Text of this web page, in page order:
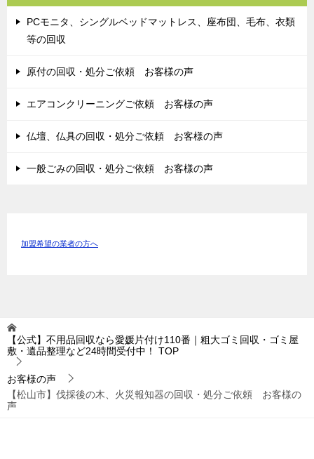
PCモニタ、シングルベッドマットレス、座布団、毛布、衣類
等の回収
原付の回収・処分ご依頼 お客様の声
エアコンクリーニングご依頼 お客様の声
仏壇、仏具の回収・処分ご依頼 お客様の声
一般ごみの回収・処分ご依頼 お客様の声
加盟希望の業者の方へ
【公式】不用品回収なら愛媛片付け110番｜粗大ゴミ回収・ゴミ屋
敷・遺品整理など24時間受付中！
TOP
お客様の声
【松山市】伐採後の木、火災報知器の回収・処分ご依頼 お客様の
声